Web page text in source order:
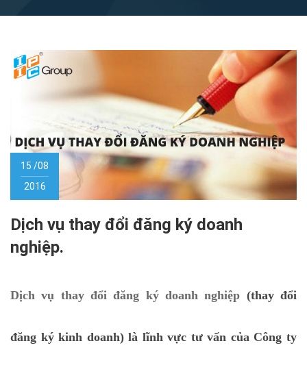
15 /08
2016
Dịch vụ thay đổi đăng ký doanh
nghiệp.
Dịch vụ thay đổi đăng ký doanh nghiệp (thay đổi
đăng ký kinh doanh) là lĩnh vực tư vấn của Công ty